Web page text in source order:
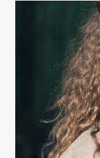
Mé karty
různých
dál? Potkáte
povede v